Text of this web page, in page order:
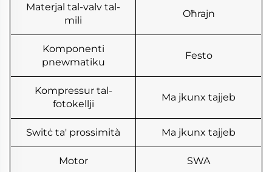
Materjal tal-valv tal-
mili
Oħrajn
Komponenti
pnewmatiku
Festo
Kompressur tal-
fotokellji
Ma jkunx tajjeb
Switċ ta' prossimità Ma jkunx tajjeb
Motor SWA